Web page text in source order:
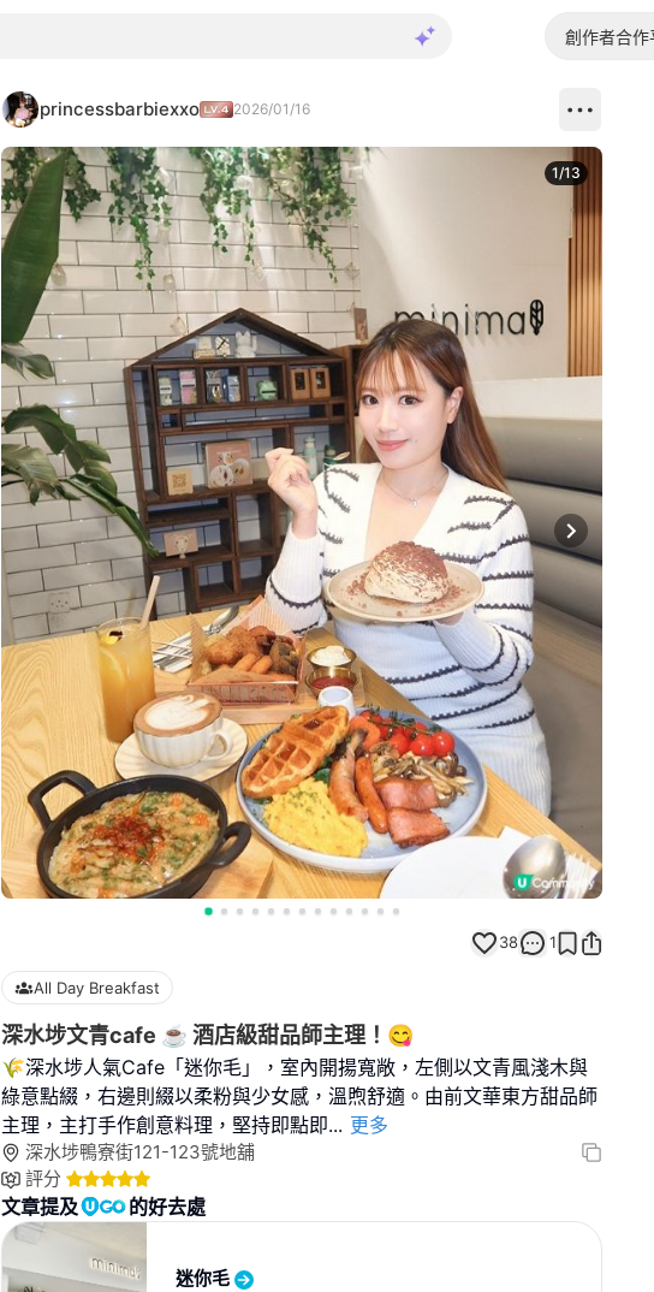
創作者合作
princessbarbiexxo 2026/01/16
Next slide
1/13
38 1
All Day Breakfast
深水埗文青cafe ☕️ 酒店級甜品師主理！😋
🌾深水埗人氣Cafe「迷你毛」，室內開揚寬敞，左側以文青風淺木與
綠意點綴，右邊則綴以柔粉與少女感，溫煦舒適。由前文華東方甜品師
主理，主打手作創意料理，堅持即點即... 更多
深水埗鴨寮街121-123號地舖
評分
文章提及 的好去處
迷你毛